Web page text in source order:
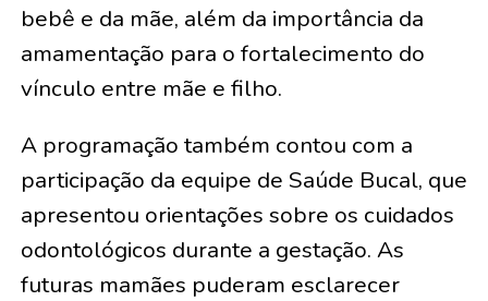
bebê e da mãe, além da importância da
amamentação para o fortalecimento do
vínculo entre mãe e filho.
A programação também contou com a
participação da equipe de Saúde Bucal, que
apresentou orientações sobre os cuidados
odontológicos durante a gestação. As
futuras mamães puderam esclarecer